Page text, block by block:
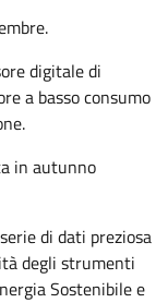
digitale di
a basso consumo
in autunno
di dati preziosa
degli strumenti
Sostenibile e